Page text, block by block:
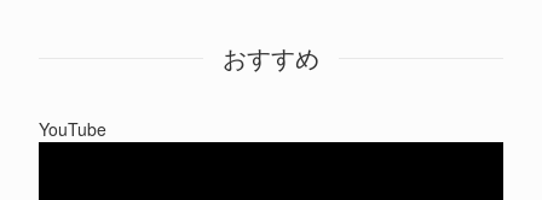
おすすめ
YouTube